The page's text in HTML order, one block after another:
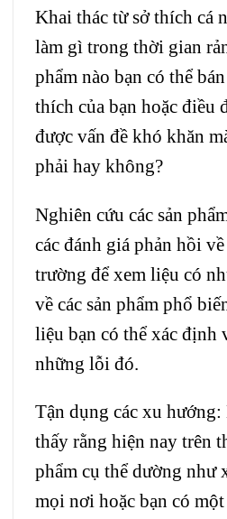
Khai thác từ sở thích cá
làm gì trong thời gian
phẩm nào bạn có thể
thích của bạn hoặc điều
được vấn đề khó khăn
phải hay không?
Nghiên cứu các sản
các đánh giá phản hồi
trường để xem liệu có
về các sản phẩm phổ
liệu bạn có thể xác định
những lỗi đó.
Tận dụng các xu hướng:
thấy rằng hiện nay trên
phẩm cụ thể dường như
mọi nơi hoặc bạn có